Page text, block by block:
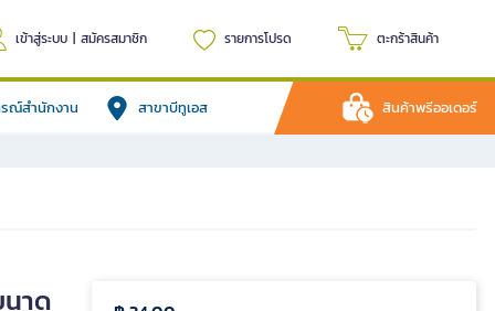
เข้าสู่ระบบ | สมัครสมาชิก รายการโปรด ตะกร้าสินค้า
รณ์สำนักงาน สาขาบีทูเอส สินค้าพรีออเดอร์
นาด